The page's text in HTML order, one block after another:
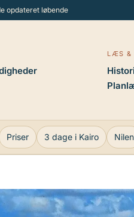
opdateret løbende
LÆS &
Priser 3 dage i Kairo Nilen